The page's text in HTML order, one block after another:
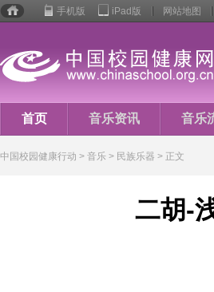
行动
手机版 iPad版 网站地图
首页 音乐资讯 音乐
音乐人生
中国校园健康行动 > 音乐 > 民族乐器 > 正文
二胡-